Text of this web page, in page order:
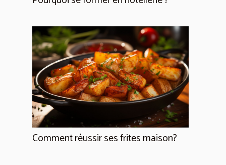
Comment réussir ses frites maison?